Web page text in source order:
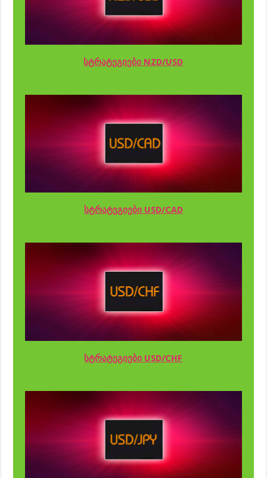
სტრატეგიები NZD/USD
სტრატეგიები USD/CAD
სტრატეგიები USD/CHF